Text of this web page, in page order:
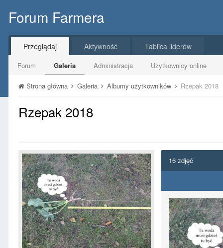
Forum Farmera
Przeglądaj
Forum Galeria Administracja Użytkownicy online
Aktywność Tablica liderów
Strona główna Galeria Albumy użytkowników Rzepak 2018
Rzepak 2018
16 zdjęć